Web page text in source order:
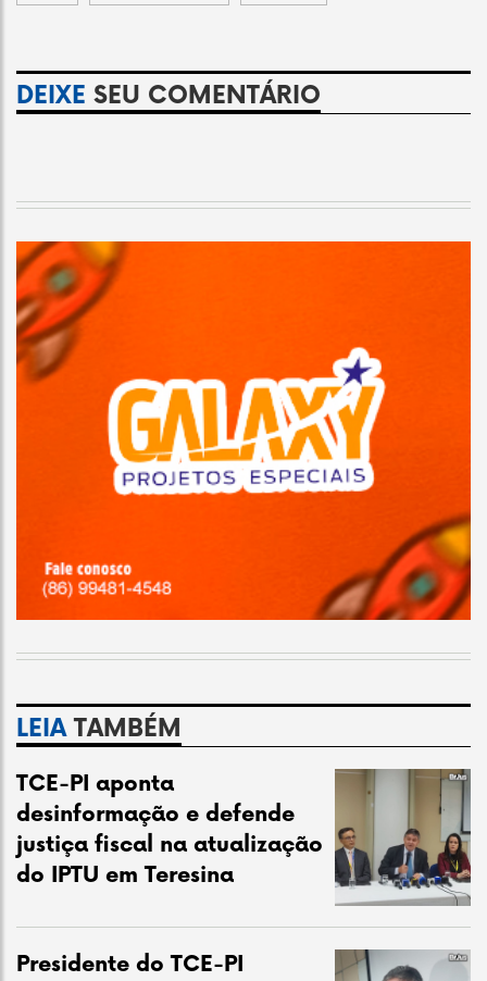
DEIXE SEU COMENTÁRIO
LEIATAMBÉM
TCE-PI aponta
desinformação e defende
justiça fiscal na atualização
do IPTU em Teresina
Presidente do TCE-PI